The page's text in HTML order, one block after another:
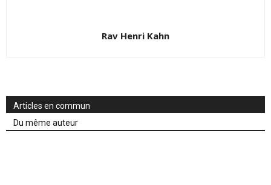
Rav Henri Kahn
Articles en commun
Du même auteur